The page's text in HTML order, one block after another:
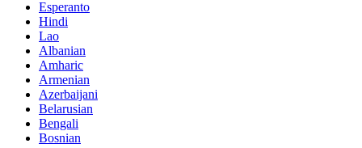
Esperanto
Hindi
Lao
Albanian
Amharic
Armenian
Azerbaijani
Belarusian
Bengali
Bosnian